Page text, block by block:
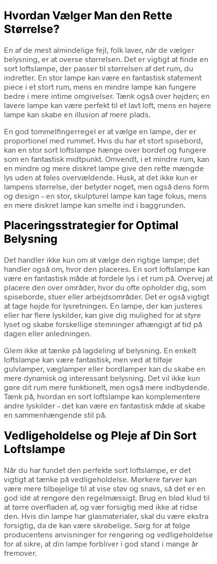
Hvordan Vælger Man den Rette
Størrelse?
En af de mest almindelige fejl, folk laver, når de vælger
belysning, er at overse størrelsen. Det er vigtigt at finde en
sort loftslampe, der passer til størrelsen af det rum, du
indretter. En stor lampe kan være en fantastisk statement
piece i et stort rum, mens en mindre lampe kan fungere
bedre i mere intime omgivelser. Tænk også over højden; en
lavere lampe kan være perfekt til et lavt loft, mens en højere
lampe kan skabe en illusion af mere plads.
En god tommelfingerregel er at vælge en lampe, der er
proportionel med rummet. Hvis du har et stort spisebord,
kan en stor sort loftslampe hænge over bordet og fungere
som en fantastisk midtpunkt. Omvendt, i et mindre rum, kan
en mindre og mere diskret lampe give den rette mængde
lys uden at føles overvældende. Husk, at det ikke kun er
lampens størrelse, der betyder noget, men også dens form
og design – en stor, skulpturel lampe kan tage fokus, mens
en mere diskret lampe kan smelte ind i baggrunden.
Placeringsstrategier for Optimal
Belysning
Det handler ikke kun om at vælge den rigtige lampe; det
handler også om, hvor den placeres. En sort loftslampe kan
være en fantastisk måde at fordele lys i et rum på. Overvej at
placere den over områder, hvor du ofte opholder dig, som
spiseborde, stuer eller arbejdsområder. Det er også vigtigt
at tage højde for lysretningen. En lampe, der kan justeres
eller har flere lyskilder, kan give dig mulighed for at styre
lyset og skabe forskellige stemninger afhængigt af tid på
dagen eller anledningen.
Glem ikke at tænke på lagdeling af belysning. En enkelt
loftslampe kan være fantastisk, men ved at tilføje
gulvlamper, væglamper eller bordlamper kan du skabe en
mere dynamisk og interessant belysning. Det vil ikke kun
gøre dit rum mere funktionelt, men også mere indbydende.
Tænk på, hvordan en sort loftslampe kan komplementere
andre lyskilder – det kan være en fantastisk måde at skabe
en sammenhængende stil på.
Vedligeholdelse og Pleje af Din Sort
Loftslampe
Når du har fundet den perfekte sort loftslampe, er det
vigtigt at tænke på vedligeholdelse. Mørkere farver kan
være mere tilbøjelige til at vise støv og snavs, så det er en
god idé at rengøre den regelmæssigt. Brug en blød klud til
at tørre overfladen af, og vær forsigtig med ikke at ridse
den. Hvis din lampe har glasmaterialer, skal du være ekstra
forsigtig, da de kan være skrøbelige. Sørg for at følge
producentens anvisninger for rengøring og vedligeholdelse
for at sikre, at din lampe forbliver i god stand i mange år
fremover.